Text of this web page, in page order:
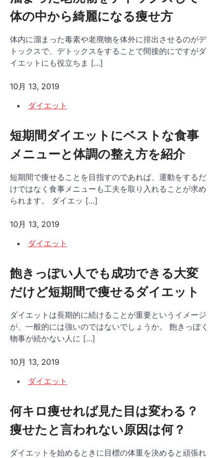
体の中から綺麗になる痩せ方
体内に溜まった毒素や老廃物を体外に排出させるのがデ
トックスで、デトックスをすることで間接的にですがダ
イエットにも役立ちま […]
10月 13, 2019
ダイエット
短期間ダイエットにベストな食事
メニューと体調の整え方を紹介
短期間で痩せることを目指すのであれば、運動をするだ
けではなく食事メニューも工夫を取り入れることが求め
られます。 ダイエッ […]
10月 13, 2019
ダイエット
飽きっぽい人でも成功できる大変
だけど短期間で痩せるダイエット
ダイエットは長期的に続けることが重要というイメージ
が、一般的には強いのではないでしょうか。 飽きっぽく
物事が続かない人に […]
10月 13, 2019
ダイエット
何キロ痩せれば見た目は変わる？
痩せたと言われない原因は何？
ダイエットを始めるときに目標の体重を決めると頑張れ